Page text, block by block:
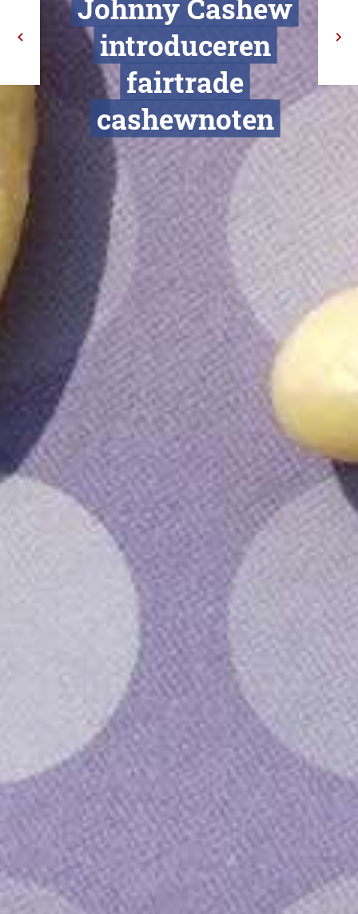
Lidl en
Johnny
fairtrade